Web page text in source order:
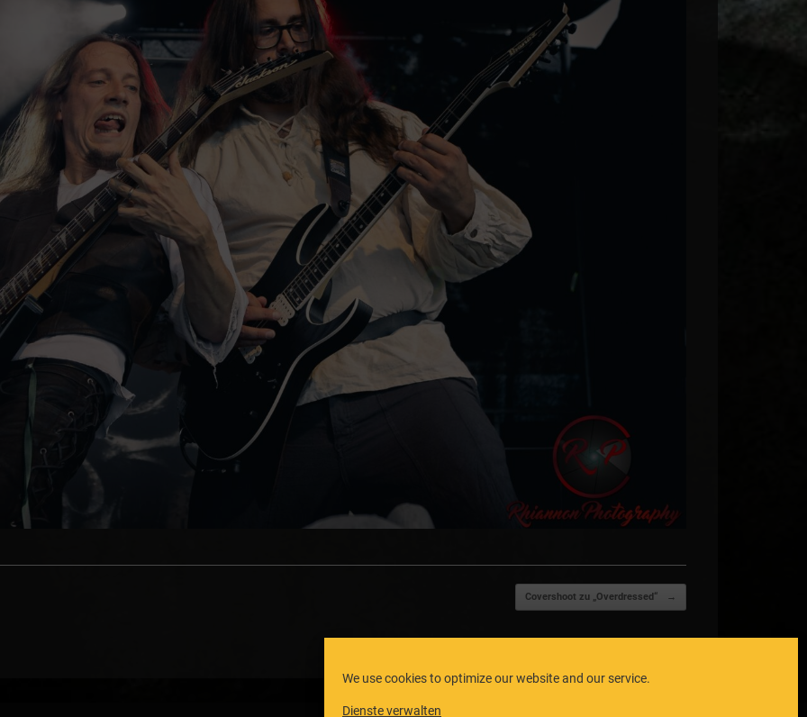
We use cookies to optimize our website and our service.
Dienste verwalten
Covershoot zu „Overdressed“ →